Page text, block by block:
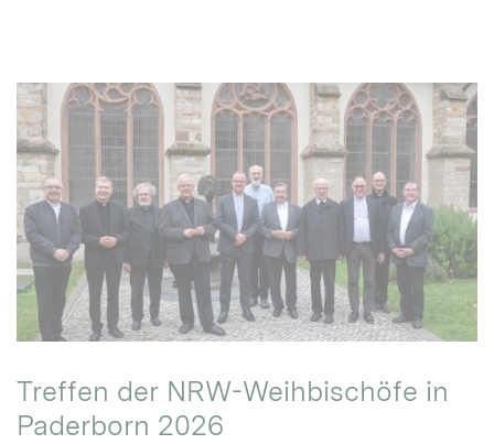
Treffen der NRW-Weihbischöfe in
Paderborn 2026